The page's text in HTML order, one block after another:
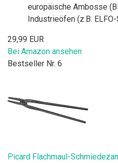
europäische Ambosse
Industrieöfen (z.B.
29,99 EUR
Bei Amazon ansehen
Bestseller Nr. 6
Picard Flachmaul-